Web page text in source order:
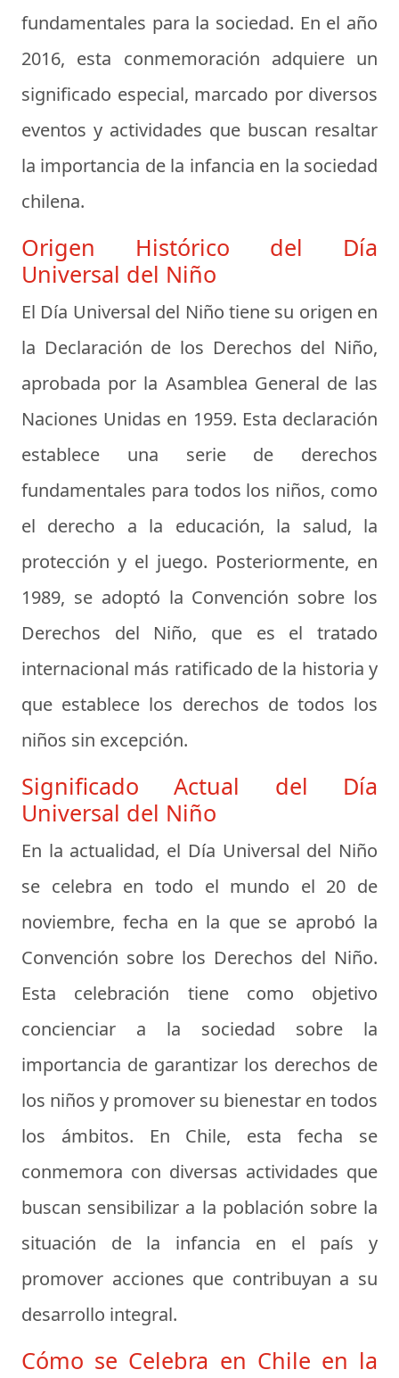
fundamentales para la sociedad. En el año
2016, esta conmemoración adquiere un
significado especial, marcado por diversos
eventos y actividades que buscan resaltar
la importancia de la infancia en la sociedad
chilena.
Origen Histórico del Día
Universal del Niño
El Día Universal del Niño tiene su origen en
la Declaración de los Derechos del Niño,
aprobada por la Asamblea General de las
Naciones Unidas en 1959. Esta declaración
establece una serie de derechos
fundamentales para todos los niños, como
el derecho a la educación, la salud, la
protección y el juego. Posteriormente, en
1989, se adoptó la Convención sobre los
Derechos del Niño, que es el tratado
internacional más ratificado de la historia y
que establece los derechos de todos los
niños sin excepción.
Significado Actual del Día
Universal del Niño
En la actualidad, el Día Universal del Niño
se celebra en todo el mundo el 20 de
noviembre, fecha en la que se aprobó la
Convención sobre los Derechos del Niño.
Esta celebración tiene como objetivo
concienciar a la sociedad sobre la
importancia de garantizar los derechos de
los niños y promover su bienestar en todos
los ámbitos. En Chile, esta fecha se
conmemora con diversas actividades que
buscan sensibilizar a la población sobre la
situación de la infancia en el país y
promover acciones que contribuyan a su
desarrollo integral.
Cómo se Celebra en Chile en la